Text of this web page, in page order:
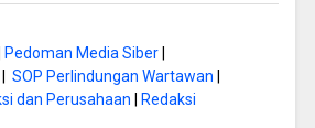
Pedoman Media Siber|
SOP Perlindungan Wartawan
dan Perusahaan
Redaksi